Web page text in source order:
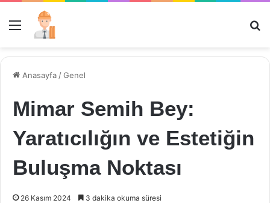
Menü
Anasayfa /Genel
Mimar Semih Bey:
Yaratıcılığın ve Estetiğin
Buluşma Noktası
26 Kasım 2024 3 dakika okuma süresi